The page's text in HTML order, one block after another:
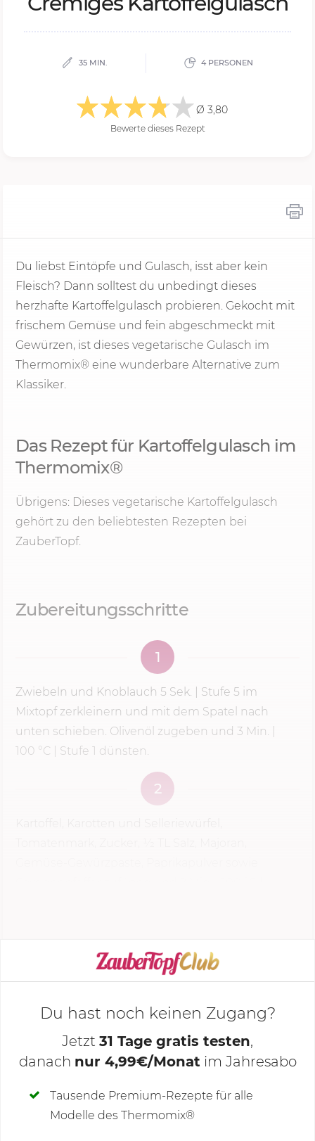
35 MIN. 4 PERSONEN
Ø 3,80
Bewerte dieses Rezept
Du liebst Eintöpfe und Gulasch, isst aber kein
Fleisch? Dann solltest du unbedingt dieses
herzhafte Kartoffelgulasch probieren. Gekocht mit
frischem Gemüse und fein abgeschmeckt mit
Gewürzen, ist dieses vegetarische Gulasch im
Thermomix® eine wunderbare Alternative zum
Klassiker.
Das Rezept für Kartoffelgulasch im
Thermomix®
Übrigens: Dieses vegetarische Kartoffelgulasch
gehört zu den beliebtesten Rezepten bei
ZauberTopf.
Zubereitungsschritte
1
Zwiebeln und Knoblauch 5 Sek. Stufe 5 im
Mixtopf zerkleinern und mit dem Spatel nach
unten schieben. Olivenöl zugeben und 3 Min.
100 °C | Stufe 1 dünsten.
2
KOCHMODUS STARTEN
Deine Notizen
Du hast noch keinen Zugang?
Jetzt 31 Tage gratis testen,
danach nur 4,99€/Monat im Jahresabo
Tausende Premium-Rezepte für alle
Modelle des Thermomix®